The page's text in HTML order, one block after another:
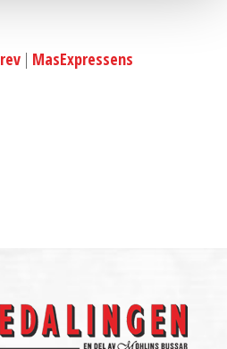
| MasExpressens